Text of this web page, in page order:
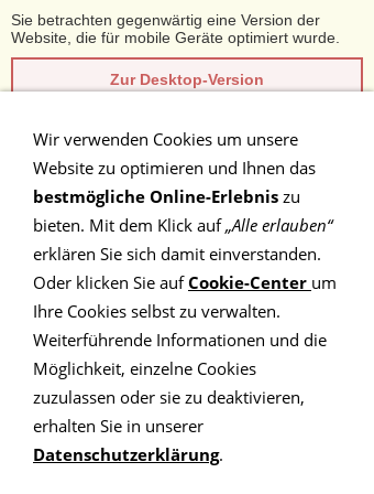
Sie betrachten gegenwärtig eine Version der
Website, die für mobile Geräte optimiert wurde.
Zur Desktop-Version
Hinweis nicht mehr anzeigen
Navigation einblenden
PLZ-Gebiet 6
Finden Sie hier Ihren
Lösungscoach im
Postleitzahlengebiet 6
Wir verwenden Cookies um unsere
Website zu optimieren und Ihnen das
bestmögliche Online-Erlebnis zu
bieten. Mit dem Klick auf„Alle erlauben“
erklären Sie sich damit einverstanden.
Oder klicken Sie aufCookie-Center um
Ihre Cookies selbst zu verwalten.
Weiterführende Informationen und die
Möglichkeit, einzelne Cookies
zuzulassen oder sie zu deaktivieren,
erhalten Sie in unserer
Datenschutzerklärung.